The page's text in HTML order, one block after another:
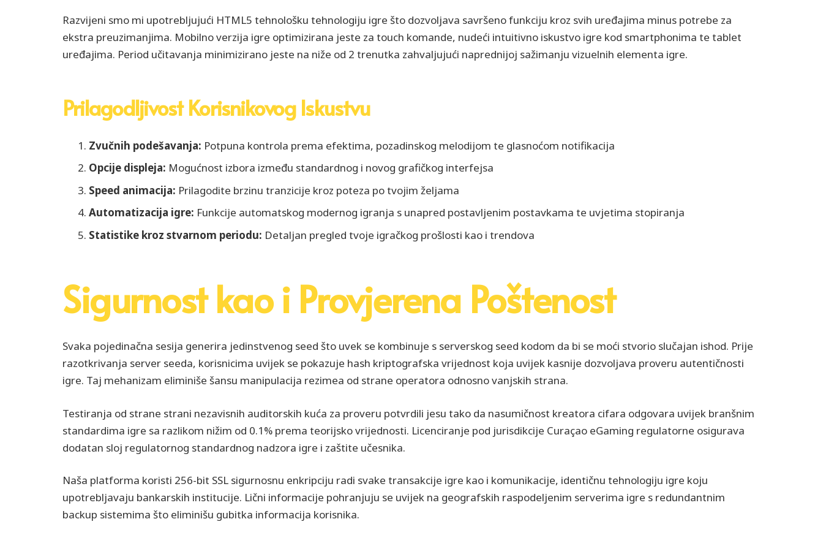
Razvijeni smo mi upotrebljujući HTML5 tehnološku tehnologiju igre što dozvoljava savršeno funkciju kroz svih uređajima minus potrebe za
ekstra preuzimanjima. Mobilno verzija igre optimizirana jeste za touch komande, nudeći intuitivno iskustvo igre kod smartphonima te tablet
uređajima. Period učitavanja minimizirano jeste na niže od 2 trenutka zahvaljujući naprednijoj sažimanju vizuelnih elementa igre.
Prilagodljivost Korisnikovog Iskustvu
Zvučnih podešavanja: Potpuna kontrola prema efektima, pozadinskog melodijom te glasnoćom notifikacija
Opcije displeja: Mogućnost izbora između standardnog i novog grafičkog interfejsa
Speed animacija: Prilagodite brzinu tranzicije kroz poteza po tvojim željama
Automatizacija igre: Funkcije automatskog modernog igranja s unapred postavljenim postavkama te uvjetima stopiranja
Statistike kroz stvarnom periodu: Detaljan pregled tvoje igračkog prošlosti kao i trendova
Sigurnost kao i Provjerena Poštenost
Svaka pojedinačna sesija generira jedinstvenog seed što uvek se kombinuje s serverskog seed kodom da bi se moći stvorio slučajan ishod. Prije
razotkrivanja server seeda, korisnicima uvijek se pokazuje hash kriptografska vrijednost koja uvijek kasnije dozvoljava proveru autentičnosti
igre. Taj mehanizam eliminiše šansu manipulacija rezimea od strane operatora odnosno vanjskih strana.
Testiranja od strane strani nezavisnih auditorskih kuća za proveru potvrdili jesu tako da nasumičnost kreatora cifara odgovara uvijek branšnim
standardima igre sa razlikom nižim od 0.1% prema teorijsko vrijednosti. Licenciranje pod jurisdikcije Curaçao eGaming regulatorne osigurava
dodatan sloj regulatornog standardnog nadzora igre i zaštite učesnika.
Naša platforma koristi 256-bit SSL sigurnosnu enkripciju radi svake transakcije igre kao i komunikacije, identičnu tehnologiju igre koju
upotrebljavaju bankarskih institucije. Lični informacije pohranjuju se uvijek na geografskih raspodeljenim serverima igre s redundantnim
backup sistemima što eliminišu gubitka informacija korisnika.